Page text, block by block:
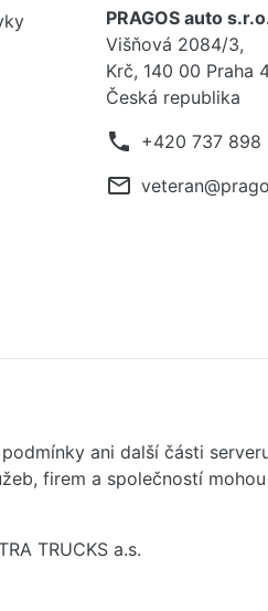
PRAGOS auto
Višňová 2084/3,
Krč, 140 00 Praha
Česká republika
phone +420 737 898
mail_outline
ani další části
firem a společností
TRUCKS a.s.